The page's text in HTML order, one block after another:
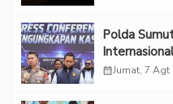
Polda
calendar_monthJumat, 7 Agt